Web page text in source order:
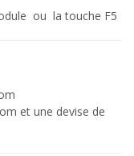
ou la touche F5
et une devise de